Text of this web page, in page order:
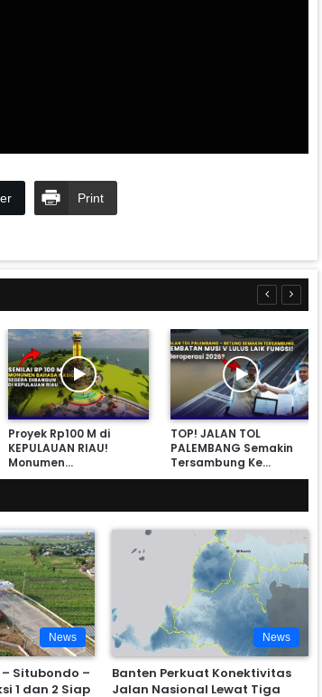
Print
Proyek Rp100 M di
KEPULAUAN RIAU!
Monumen…
TOP! JALAN TOL
PALEMBANG Semakin
Tersambung Ke…
News
Situbondo –
1 dan 2 Siap
News
Banten Perkuat Konektivitas
Jalan Nasional Lewat Tiga